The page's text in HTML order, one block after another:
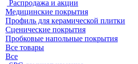
Распродажа и акции
Медицинские покрытия
Профиль для керамической плитки
Сценические покрытия
Пробковые напольные покрытия
Все товары
Все